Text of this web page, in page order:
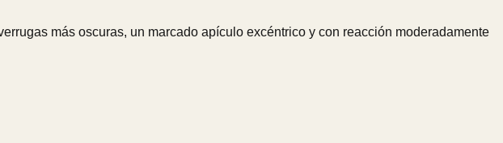
más oscuras, un marcado apículo excéntrico y con reacción moderadamente